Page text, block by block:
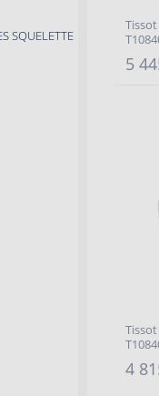
SQUELETTE
Tissot
5
Tissot
4